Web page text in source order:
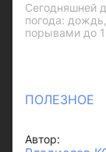
Сегодняшней
погода:
порывами до
ПОЛЕЗНОЕ
Автор: